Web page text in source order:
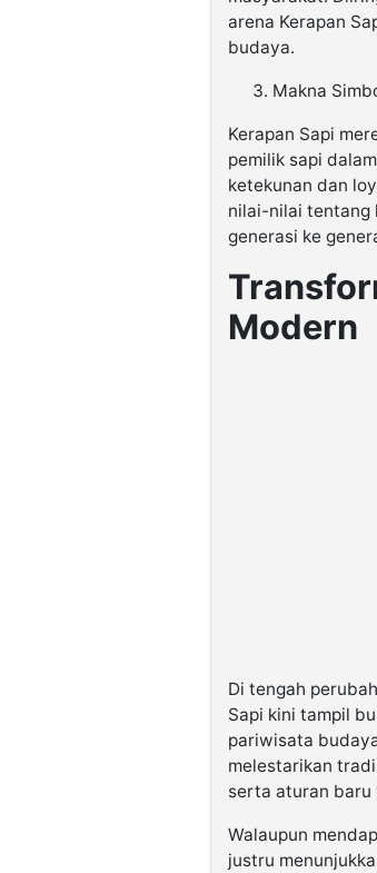
arena Kerapan
budaya.
Makna
Kerapan Sapi
pemilik sapi
ketekunan dan
nilai-nilai tentang
generasi ke
Modern
Di tengah
Sapi kini tampil
pariwisata
melestarikan
serta aturan baru
Walaupun
justru